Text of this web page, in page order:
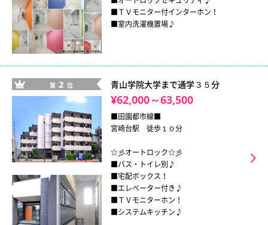
■ＴＶモニター付インターホン！
■室内洗濯機置場♪
第 2 位 青山学院大学まで通学３５分
¥62,000～63,500
■田園都市線■
宮崎台駅 徒歩１０分
☆彡オートロック☆彡
■バス・トイレ別♪
■宅配ボックス！
■エレベーター付き♪
■ＴＶモニターホン！
■システムキッチン♪